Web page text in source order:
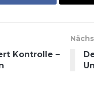
Kontrolle –